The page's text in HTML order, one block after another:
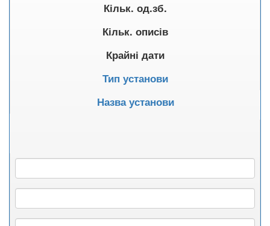
Кільк. од.зб.
Кільк. описів
Крайні дати
Тип установи
Назва установи